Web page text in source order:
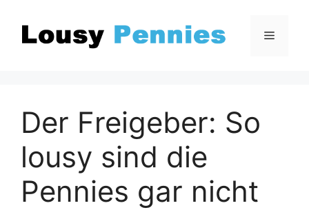
Inhalt
springen
Menü
Der Freigeber: So
lousy sind die
Pennies gar nicht